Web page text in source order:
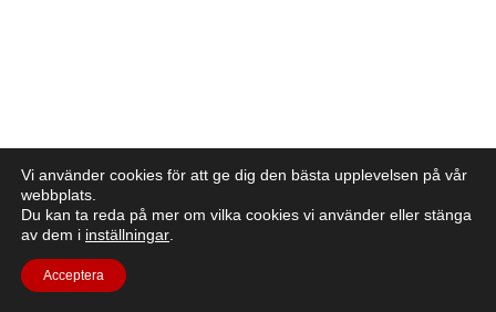
Vi använder cookies för att ge dig den bästa upplevelsen på vår
webbplats.
Du kan ta reda på mer om vilka cookies vi använder eller stänga
av dem i inställningar
Acceptera